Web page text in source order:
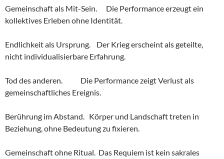
Gemeinschaft als Mit-Sein. Die Performance erzeugt ein
kollektives Erleben ohne Identität.
Endlichkeit als Ursprung. Der Krieg erscheint als geteilte,
nicht individualisierbare Erfahrung.
Tod des anderen. Die Performance zeigt Verlust als
gemeinschaftliches Ereignis.
Berührung im Abstand. Körper und Landschaft treten in
Beziehung, ohne Bedeutung zu fixieren.
Gemeinschaft ohne Ritual. Das Requiem ist kein sakrales